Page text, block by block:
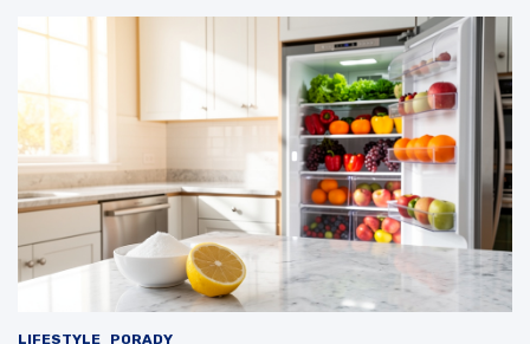
LIFESTYLE PORADY